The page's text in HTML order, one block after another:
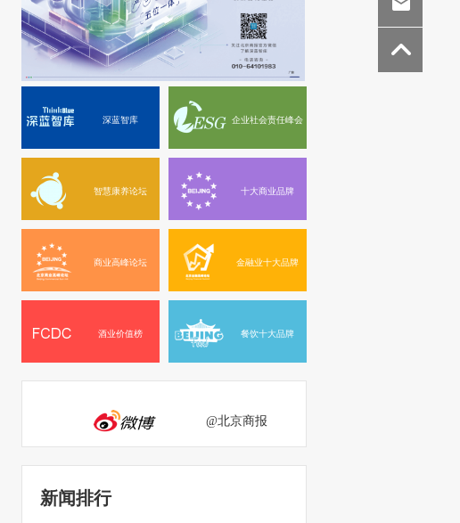
深蓝智库 企业社会责任峰会
智慧康养论坛 十大商业品牌
商业高峰论坛 金融业十大品牌
酒业价值榜 餐饮十大品牌
@北京商报
新闻排行